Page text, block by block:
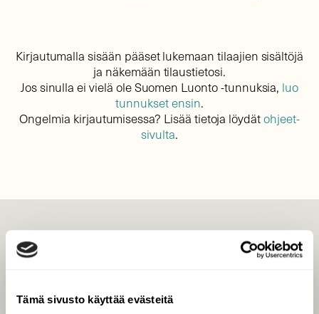
Tämä sivusto käyttää evästeitä
Kirjautumalla sisään pääset lukemaan tilaajien sisältöjä
ja näkemään tilaustietosi.
Jos sinulla ei vielä ole Suomen Luonto -tunnuksia, luo
tunnukset ensin.
Ongelmia kirjautumisessa? Lisää tietoja löydätohjeet-
sivulta.
Tilaa digilukuoikeus